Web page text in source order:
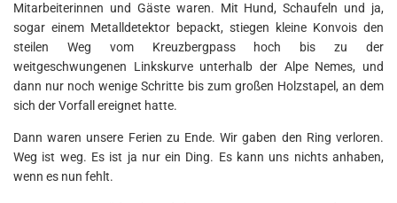
Mitarbeiterinnen und Gäste waren. Mit Hund, Schaufeln und ja,
sogar einem Metalldetektor bepackt, stiegen kleine Konvois den
steilen Weg vom Kreuzbergpass hoch bis zu der
weitgeschwungenen Linkskurve unterhalb der Alpe Nemes, und
dann nur noch wenige Schritte bis zum großen Holzstapel, an dem
sich der Vorfall ereignet hatte.
Dann waren unsere Ferien zu Ende. Wir gaben den Ring verloren.
Weg ist weg. Es ist ja nur ein Ding. Es kann uns nichts anhaben,
wenn es nun fehlt.